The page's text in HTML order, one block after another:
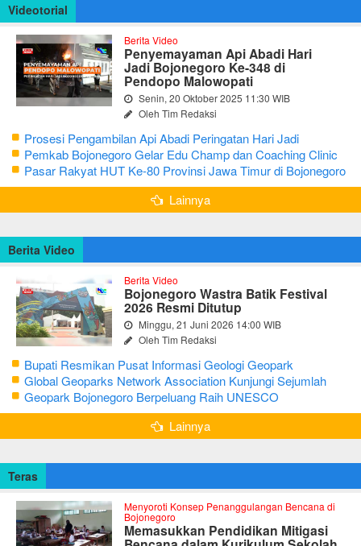
Videotorial
Berita Video
Penyemayaman Api Abadi Hari
Jadi Bojonegoro Ke-348 di
Pendopo Malowopati
Senin, 20 Oktober 2025 11:30 WIB
Oleh Tim Redaksi
Prosesi Pengambilan Api Abadi Peringatan Hari Jadi
Bojonegoro Ke-348
Pemkab Bojonegoro Gelar Edu Champ dan Coaching Clinic
Seni Reog dan Jaranan
Pasar Rakyat HUT Ke-80 Provinsi Jawa Timur di Bojonegoro
Lainnya
Berita Video
Berita Video
Bojonegoro Wastra Batik Festival
2026 Resmi Ditutup
Minggu, 21 Juni 2026 14:00 WIB
Oleh Tim Redaksi
Bupati Resmikan Pusat Informasi Geologi Geopark
Bojonegoro
Global Geoparks Network Association Kunjungi Sejumlah
Geosite di Bojonegoro
Geopark Bojonegoro Berpeluang Raih UNESCO
Global Geopark
Lainnya
Teras
Menyoroti Konsep Penanggulangan Bencana di
Bojonegoro
Memasukkan Pendidikan Mitigasi